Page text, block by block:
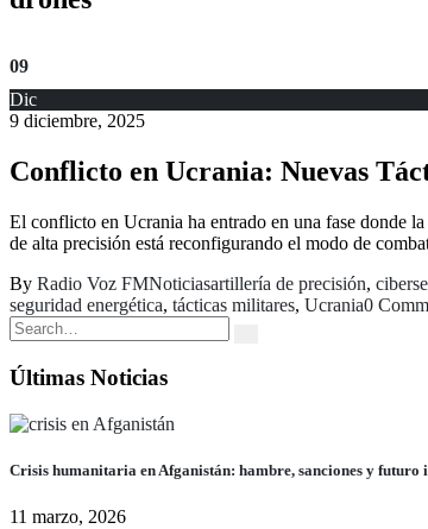
09
Dic
9 diciembre, 2025
Conflicto en Ucrania: Nuevas
El conflicto en Ucrania ha entrado en una fase donde
de alta precisión está reconfigurando el modo de
By Radio Voz FMNoticiasartillería de precisión,
seguridad energética, tácticas militares, Ucrania0
Últimas Noticias
Crisis humanitaria en Afganistán: hambre, sanciones y futuro
11 marzo, 2026